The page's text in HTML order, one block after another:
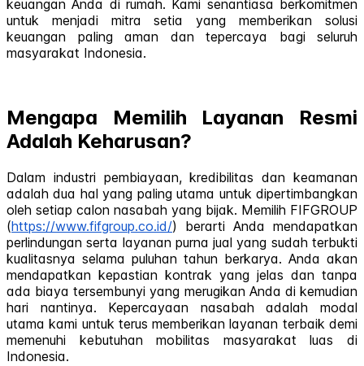
keuangan Anda di rumah. Kami senantiasa berkomitmen
untuk menjadi mitra setia yang memberikan solusi
keuangan paling aman dan tepercaya bagi seluruh
masyarakat Indonesia.
Mengapa Memilih Layanan Resmi
Adalah Keharusan?
Dalam industri pembiayaan, kredibilitas dan keamanan
adalah dua hal yang paling utama untuk dipertimbangkan
oleh setiap calon nasabah yang bijak. Memilih FIFGROUP
(https://www.fifgroup.co.id/) berarti Anda mendapatkan
perlindungan serta layanan purna jual yang sudah terbukti
kualitasnya selama puluhan tahun berkarya. Anda akan
mendapatkan kepastian kontrak yang jelas dan tanpa
ada biaya tersembunyi yang merugikan Anda di kemudian
hari nantinya. Kepercayaan nasabah adalah modal
utama kami untuk terus memberikan layanan terbaik demi
memenuhi kebutuhan mobilitas masyarakat luas di
Indonesia.